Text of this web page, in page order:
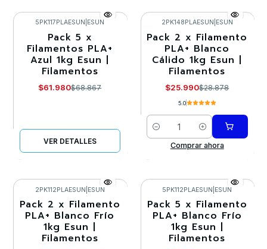
Agotado
5PK117PLAESUN ESUN
Pack 5 x
Filamentos PLA+
Azul 1kg Esun |
Filamentos
$61.980$68.867
VER DETALLES
-10%
2PK148PLAESUN ESUN
Pack 2 x Filamento
PLA+ Blanco
Cálido 1kg Esun |
Filamentos
$25.990$28.878
5.0
Cantidad
Comprar ahora
-10%
2PK112PLAESUN ESUN
Pack 2 x Filamento
PLA+ Blanco Frío
1kg Esun |
Filamentos
-10%
5PK112PLAESUN ESUN
Pack 5 x Filamento
PLA+ Blanco Frío
1kg Esun |
Filamentos